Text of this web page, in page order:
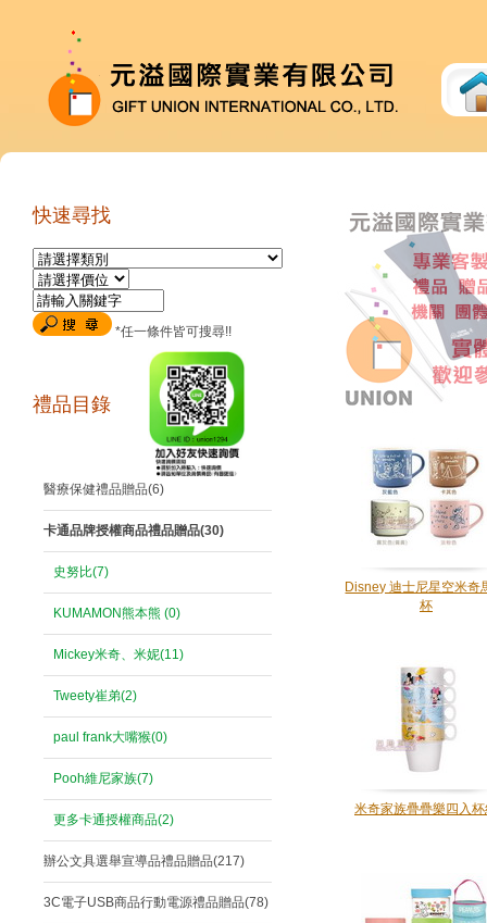
Disney 迪士尼星空米奇
杯
米奇家族疊疊樂四入
快速尋找
*任一條件皆可搜尋!!
禮品目錄
醫療保健禮品贈品(6)
卡通品牌授權商品禮品贈品(30)
史努比(7)
KUMAMON熊本熊 (0)
Mickey米奇、米妮(11)
Tweety崔弟(2)
paul frank大嘴猴(0)
Pooh維尼家族(7)
更多卡通授權商品(2)
辦公文具選舉宣導品禮品贈品(217)
3C電子USB商品行動電源禮品贈品(78)